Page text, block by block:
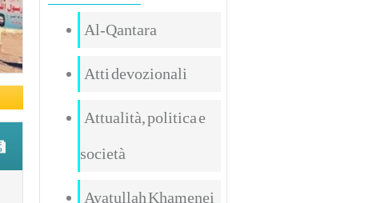
Al-Qantara
Atti devozionali
Attualità, politica e
società
Ayatullah Khamenei